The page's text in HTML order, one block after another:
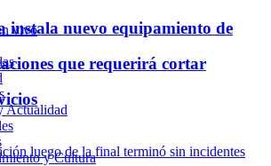
instala nuevo equipamiento de
que requerirá cortar
vivo
Actualidad
y Cultura